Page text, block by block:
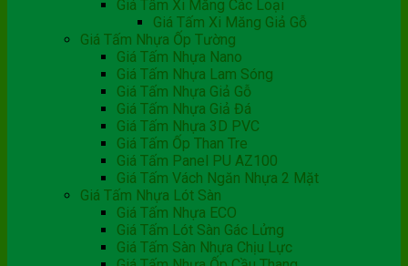
Giá Tấm Xi Măng Các Loại
Giá Tấm Xi Măng Giả Gỗ
Giá Tấm Nhựa Ốp Tường
Giá Tấm Nhựa Nano
Giá Tấm Nhựa Lam Sóng
Giá Tấm Nhựa Giả Gỗ
Giá Tấm Nhựa Giả Đá
Giá Tấm Nhựa 3D PVC
Giá Tấm Ốp Than Tre
Giá Tấm Panel PU AZ100
Giá Tấm Vách Ngăn Nhựa 2 Mặt
Giá Tấm Nhựa Lót Sàn
Giá Tấm Nhựa ECO
Giá Tấm Lót Sàn Gác Lửng
Giá Tấm Sàn Nhựa Chịu Lực